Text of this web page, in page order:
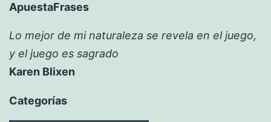
ApuestaFrases
Lo mejor de mi naturaleza se revela en el juego,
y el juego es sagrado
Karen Blixen
Categorías